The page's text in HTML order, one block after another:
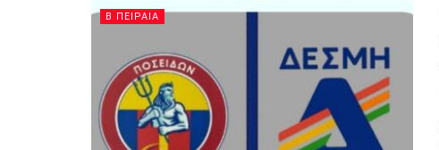
Β ΠΕΙΡΑΙΑ